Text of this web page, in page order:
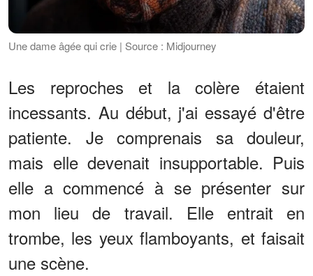
Une dame âgée qui crie | Source : Midjourney
Les reproches et la colère étaient
incessants. Au début, j'ai essayé d'être
patiente. Je comprenais sa douleur,
mais elle devenait insupportable. Puis
elle a commencé à se présenter sur
mon lieu de travail. Elle entrait en
trombe, les yeux flamboyants, et faisait
une scène.